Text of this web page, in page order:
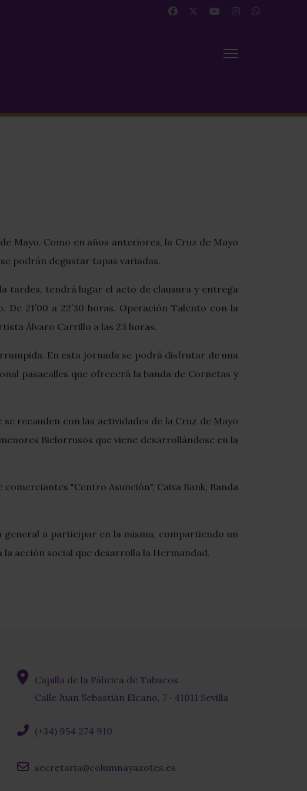
Mayo. Como en años anteriores, la Cruz de Mayo
podrán degustar tapas variadas.
tardes, tendrá lugar el acto de clausura y entrega
21’00 a 22’30 horas, Operación Talento con la
Álvaro Carrillo a las 23 horas.
En esta jornada se podrá disfrutar de una
pasacalles que ofrecerá la banda de Cornetas y
recauden con las actividades de la Cruz de Mayo
Bielorrusos que viene desarrollándose en la
"Centro Asunción", Caixa Bank, Banda
general a participar en la misma, compartiendo un
acción social que desarrolla la Hermandad.
marker-
Capilla de la Fábrica de Tabacos
Calle Juan Sebastián Elcano, 7 · 41011 Sevilla
phone-
(+34) 954 274 910
secretaria@columnayazotes.es